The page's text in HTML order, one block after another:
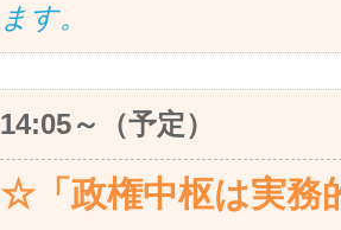
ます。
14:05～（予定）
☆「政権中枢は実務